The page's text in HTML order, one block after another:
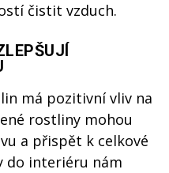
čistit vzduch.
má pozitivní vliv na
rostliny mohou
a přispět k celkové
do interiéru nám